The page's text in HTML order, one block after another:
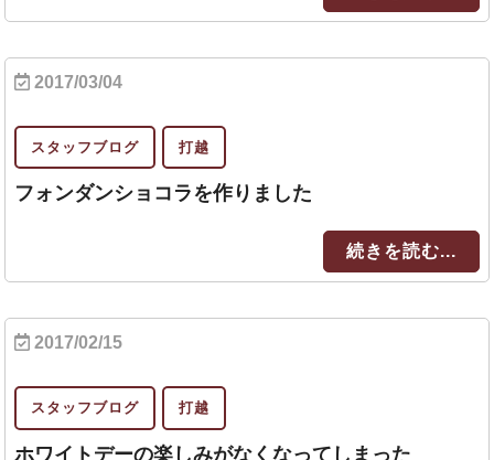
2017/03/04
スタッフブログ 打越
フォンダンショコラを作りました
続きを読む...
2017/02/15
スタッフブログ 打越
ホワイトデーの楽しみがなくなってしまった